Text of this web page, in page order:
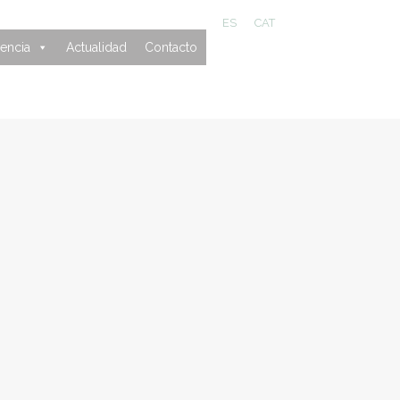
ES CAT
Actualidad Contacto